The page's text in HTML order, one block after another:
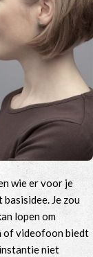
wie er voor je
Je zou
lopen om
of videofoon biedt
niet